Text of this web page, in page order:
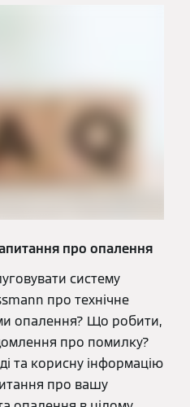
про опалення
систему
про технічне
опалення? Що робити,
про помилку?
та корисну інформацію
про вашу